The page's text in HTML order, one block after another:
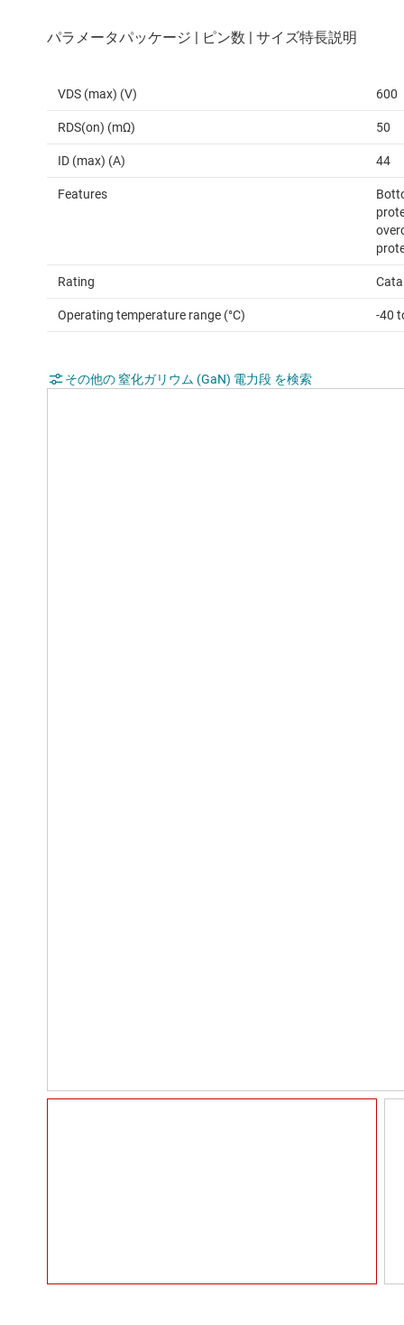
VDS (max) (V) 600
RDS(on) (mΩ) 50
ID (max) (A) 44
Features
Rating
Operating temperature range (°C) -40
その他の 窒化ガリウム (GaN) 電力段 を検索